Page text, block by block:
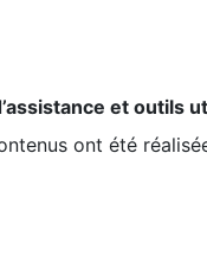
et outils
ont été